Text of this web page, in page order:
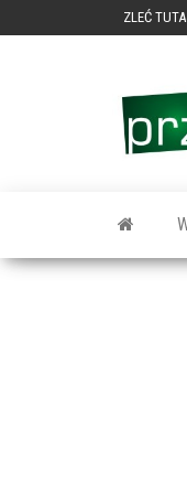
ZLEĆ